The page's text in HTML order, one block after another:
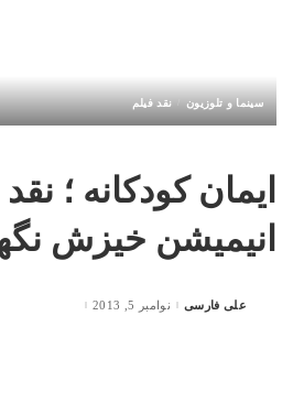
سینما و تلوزیون نقد فیلم
ایمان کودکانه ؛
انیمیشن خیزش
Postedعلی فارسی نوامبر 5, 2013